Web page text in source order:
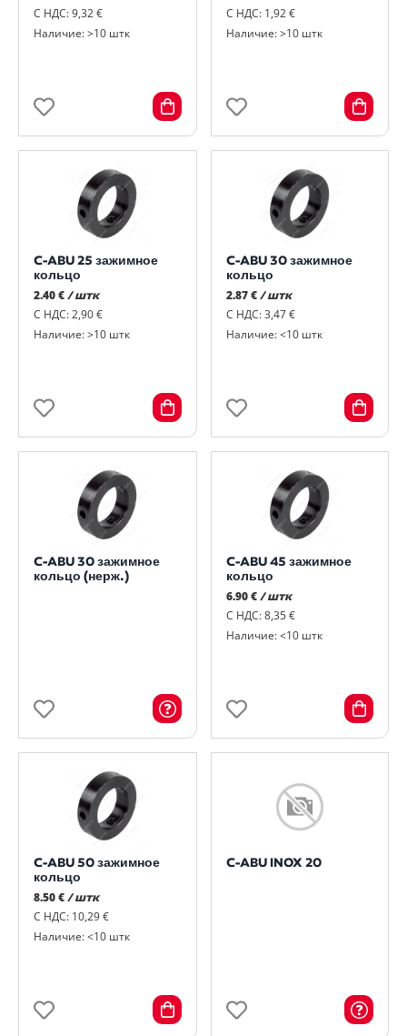
С НДС: 9,32 €
Наличие: >10 штк
С НДС: 1,92 €
Наличие: >10 штк
C-ABU 25 зажимное
кольцо
2.40 €/ штк
С НДС: 2,90 €
Наличие: >10 штк
C-ABU 30 зажимное
кольцо
2.87 € / штк
С НДС: 3,47 €
Наличие: <10 штк
C-ABU 30 зажимное
кольцо (нерж.)
C-ABU 45 зажимное
кольцо
6.90 € / штк
С НДС: 8,35 €
Наличие: <10 штк
C-ABU 50 зажимное
кольцо
8.50 €/ штк
С НДС: 10,29 €
Наличие: <10 штк
C-ABU INOX 20